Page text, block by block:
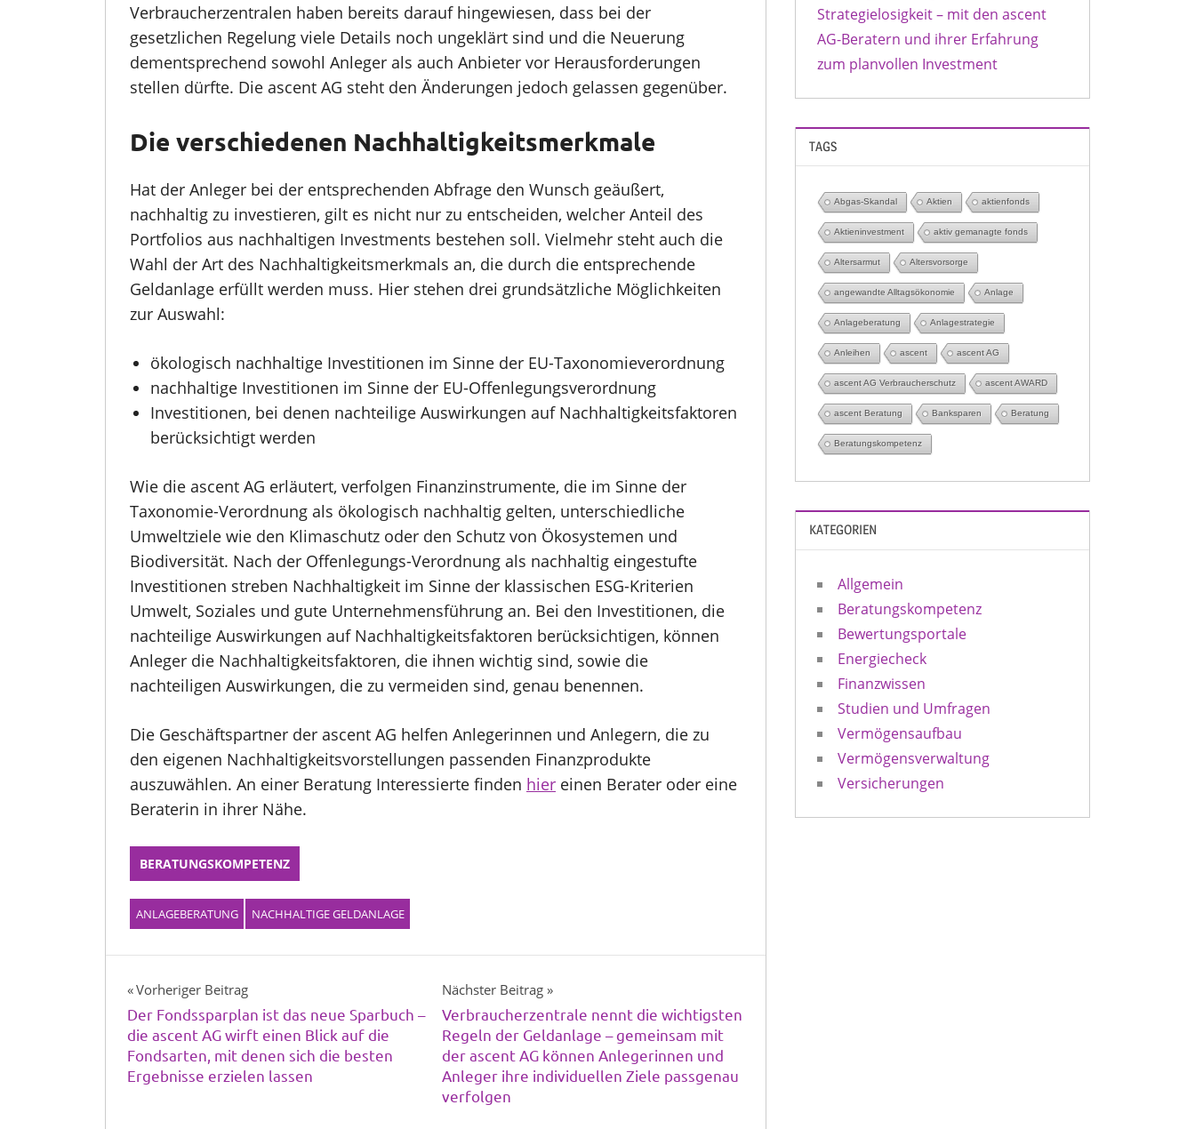
Verbraucherzentralen haben bereits darauf hingewiesen, dass bei der
gesetzlichen Regelung viele Details noch ungeklärt sind und die Neuerung
dementsprechend sowohl Anleger als auch Anbieter vor Herausforderungen
stellen dürfte. Die ascent AG steht den Änderungen jedoch gelassen gegenüber.
Die verschiedenen Nachhaltigkeitsmerkmale
Hat der Anleger bei der entsprechenden Abfrage den Wunsch geäußert,
nachhaltig zu investieren, gilt es nicht nur zu entscheiden, welcher Anteil des
Portfolios aus nachhaltigen Investments bestehen soll. Vielmehr steht auch die
Wahl der Art des Nachhaltigkeitsmerkmals an, die durch die entsprechende
Geldanlage erfüllt werden muss. Hier stehen drei grundsätzliche Möglichkeiten
zur Auswahl:
ökologisch nachhaltige Investitionen im Sinne der EU-Taxonomieverordnung
nachhaltige Investitionen im Sinne der EU-Offenlegungsverordnung
Investitionen, bei denen nachteilige Auswirkungen auf Nachhaltigkeitsfaktoren
berücksichtigt werden
Wie die ascent AG erläutert, verfolgen Finanzinstrumente, die im Sinne der
Taxonomie-Verordnung als ökologisch nachhaltig gelten, unterschiedliche
Umweltziele wie den Klimaschutz oder den Schutz von Ökosystemen und
Biodiversität. Nach der Offenlegungs-Verordnung als nachhaltig eingestufte
Investitionen streben Nachhaltigkeit im Sinne der klassischen ESG-Kriterien
Umwelt, Soziales und gute Unternehmensführung an. Bei den Investitionen, die
nachteilige Auswirkungen auf Nachhaltigkeitsfaktoren berücksichtigen, können
Anleger die Nachhaltigkeitsfaktoren, die ihnen wichtig sind, sowie die
nachteiligen Auswirkungen, die zu vermeiden sind, genau benennen.
Die Geschäftspartner der ascent AG helfen Anlegerinnen und Anlegern, die zu
den eigenen Nachhaltigkeitsvorstellungen passenden Finanzprodukte
auszuwählen. An einer Beratung Interessierte finden hier einen Berater oder eine
Beraterin in ihrer Nähe.
BERATUNGSKOMPETENZ
ANLAGEBERATUNG NACHHALTIGE GELDANLAGE
Beitragsnavigation
Vorheriger Beitrag
Der Fondssparplan ist das neue Sparbuch –
die ascent AG wirft einen Blick auf die
Fondsarten, mit denen sich die besten
Ergebnisse erzielen lassen
Nächster Beitrag
Verbraucherzentrale nennt die wichtigsten
Regeln der Geldanlage – gemeinsam mit
der ascent AG können Anlegerinnen und
Anleger ihre individuellen Ziele passgenau
verfolgen
Strategielosigkeit – mit den ascent
AG-Beratern und ihrer Erfahrung
zum planvollen Investment
TAGS
Abgas-Skandal Aktien aktienfonds
Aktieninvestment aktiv gemanagte fonds
Altersarmut Altersvorsorge
angewandte Alltagsökonomie Anlage
Anlageberatung Anlagestrategie
Anleihen ascent ascent AG
ascent AG Verbraucherschutz ascent AWARD
ascent Beratung Banksparen Beratung
Beratungskompetenz
KATEGORIEN
Allgemein
Beratungskompetenz
Bewertungsportale
Energiecheck
Finanzwissen
Studien und Umfragen
Vermögensaufbau
Vermögensverwaltung
Versicherungen